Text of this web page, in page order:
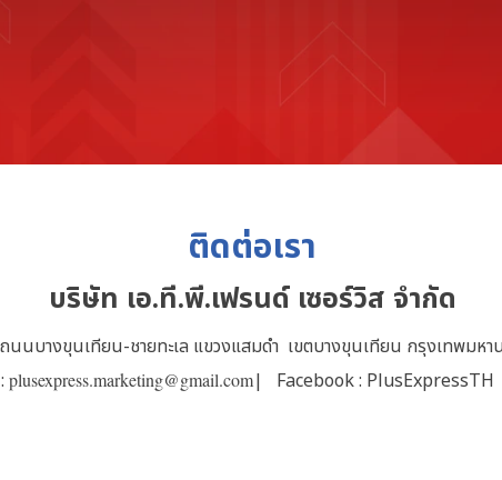
ติดต่อเรา
บริษัท เอ.ที.พี.เฟรนด์ เซอร์วิส จำกัด
นนบางขุนเทียน-ชายทะเล แขวงแสมดำ เขตบางขุนเทียน กรุงเทพมห
plusexpress.marketing@gmail.com| Facebook : PlusExpressTH